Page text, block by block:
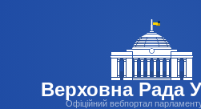
Верховна Рада
Офіційний вебпортал